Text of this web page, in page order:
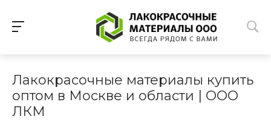
Лакокрасочные материалы купить
оптом в Москве и области | ООО
ЛКМ